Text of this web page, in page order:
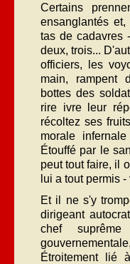
Certains
ensanglantés
tas de cadavres
deux, trois...
officiers, les
main, rampent
bottes des
rire ivre leur
récoltez ses
morale
Étouffé par le
peut tout faire, il
lui a tout permis
Et il ne s'y
dirigeant
chef
Étroitement lié